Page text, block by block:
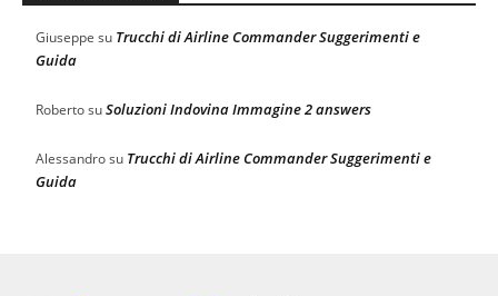
Giuseppe su Trucchi di Airline Commander Suggerimenti e
Guida
RobertosuSoluzioni Indovina Immagine 2 answers
Alessandrosu Trucchi di Airline Commander Suggerimenti e
Guida